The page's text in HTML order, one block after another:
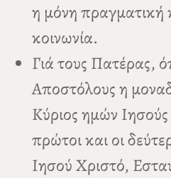
η μόνη πραγματική
κοινωνία.
Γιά τους Πατέρας,
Αποστόλους η
Κύριος ημών
πρώτοι και οι
Ιησού Χριστό,